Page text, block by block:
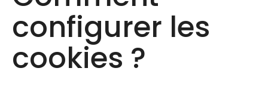
configurer les
cookies ?